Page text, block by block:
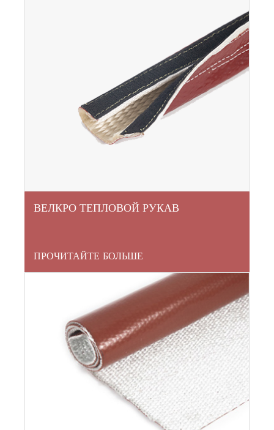
ВЕЛКРО ТЕПЛОВОЙ РУКАВ
ПРОЧИТАЙТЕ БОЛЬШЕ